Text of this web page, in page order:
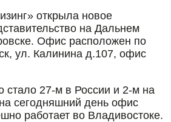
открыла новое
на Дальнем
Офис расположен по
ул. Калинина д.107, офис
стало 27-м в России и 2-м на
сегодняшний день офис
работает во Владивостоке.